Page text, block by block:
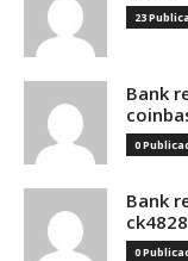
23
Bank
0
Bank
0